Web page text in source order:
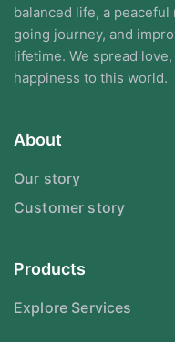
balanced life, a
going journey, and
lifetime. We spread
happiness to this world.
About
Our story
Customer story
Products
Explore Services